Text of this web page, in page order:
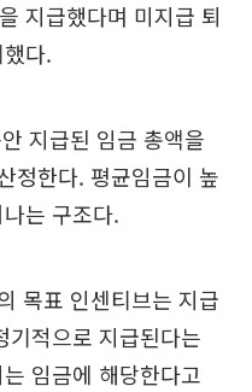
지급했다며 미지급 퇴
다.
지급된 임금 총액을
정한다. 평균임금이 높
는 구조다.
목표 인센티브는 지급
기적으로 지급된다는
임금에 해당한다고